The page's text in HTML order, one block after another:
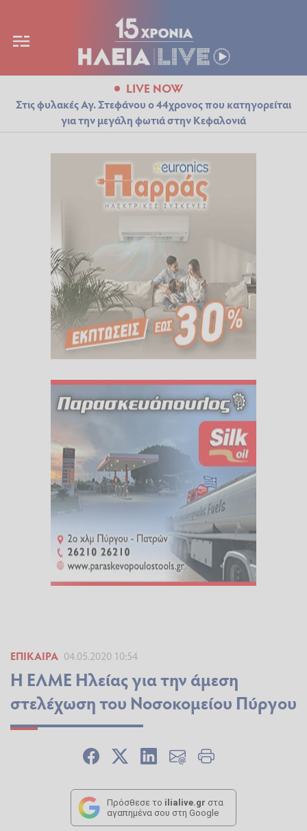
LIVE NOW
Στις φυλακές Αγ. Στεφάνου ο 44χρονος που κατηγορείται
για την μεγάλη φωτιά στην Κεφαλονιά
ΕΠΊΚΑΙΡΑ 04.05.2020 10:54
Η ΕΛΜΕ Ηλείας για την άμεση
στελέχωση του Νοσοκομείου Πύργου
Πρόσθεσε το ilialive.gr στα
αγαπημένα σου στη Google